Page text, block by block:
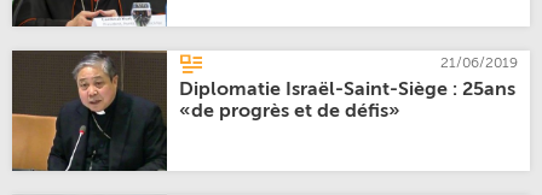
21/06/2019
Diplomatie Israël-Saint-Siège : 25ans
«de progrès et de défis»